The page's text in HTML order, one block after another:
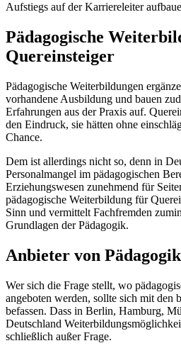
Aufstiegs auf der Karriereleiter
Pädagogische
Quereinsteiger
Pädagogische Weiterbildungen
vorhandene Ausbildung und bauen
Erfahrungen aus der Praxis auf.
den Eindruck, sie hätten ohne
Chance.
Dem ist allerdings nicht so, denn in
Personalmangel im pädagogischen
Erziehungswesen zunehmend für
pädagogische Weiterbildung für
Sinn und vermittelt Fachfremden
Grundlagen der Pädagogik.
Anbieter von
Wer sich die Frage stellt, wo
angeboten werden, sollte sich mit den
befassen. Dass in Berlin, Hamburg,
Deutschland
schließlich außer Frage.